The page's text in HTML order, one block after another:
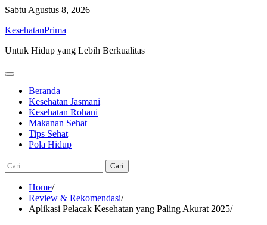
Skip
content
Sabtu Agustus 8, 2026
KesehatanPrima
Untuk Hidup yang Lebih Berkualitas
Beranda
Kesehatan Jasmani
Kesehatan Rohani
Makanan Sehat
Tips Sehat
Pola Hidup
Cari
untuk:
Home
Review & Rekomendasi
Aplikasi Pelacak Kesehatan yang Paling Akurat 2025